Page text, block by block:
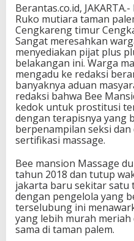
Berantas.co.id,
Ruko mutiara taman
Cengkareng timur
Sangat meresahkan
menyediakan pijat plus
belakangan ini. Warga
mengadu ke redaksi
banyaknya aduan
redaksi bahwa Bee
kedok untuk prostitusi
dengan terapisnya yang
berpenampilan seksi
sertifikasi massage.
Bee mansion Massage
tahun 2018 dan tutup
jakarta baru sekitar satu
dengan pengelola yang
terselubung ini
yang lebih murah
sama di taman palem.